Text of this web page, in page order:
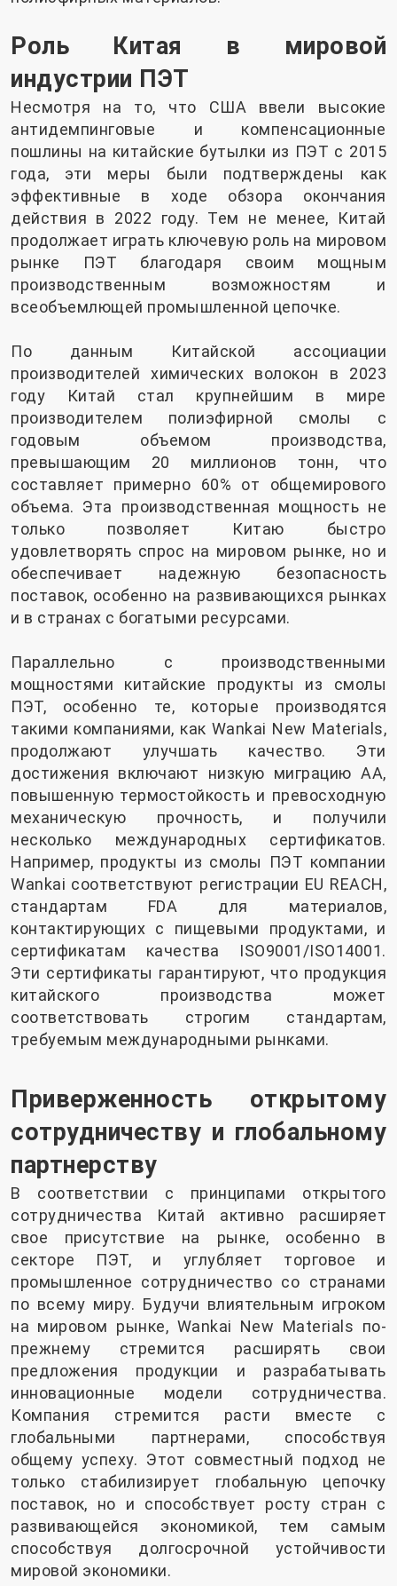
Роль Китая в мировой
индустрии ПЭТ
Несмотря на то, что США ввели высокие
антидемпинговые и компенсационные
пошлины на китайские бутылки из ПЭТ с 2015
года, эти меры были подтверждены как
эффективные в ходе обзора окончания
действия в 2022 году. Тем не менее, Китай
продолжает играть ключевую роль на мировом
рынке ПЭТ благодаря своим мощным
производственным возможностям и
всеобъемлющей промышленной цепочке.
По данным Китайской ассоциации
производителей химических волокон в 2023
году Китай стал крупнейшим в мире
производителем полиэфирной смолы с
годовым объемом производства,
превышающим 20 миллионов тонн, что
составляет примерно 60% от общемирового
объема. Эта производственная мощность не
только позволяет Китаю быстро
удовлетворять спрос на мировом рынке, но и
обеспечивает надежную безопасность
поставок, особенно на развивающихся рынках
и в странах с богатыми ресурсами.
Параллельно с производственными
мощностями китайские продукты из смолы
ПЭТ, особенно те, которые производятся
такими компаниями, как Wankai New Materials,
продолжают улучшать качество. Эти
достижения включают низкую миграцию АА,
повышенную термостойкость и превосходную
механическую прочность, и получили
несколько международных сертификатов.
Например, продукты из смолы ПЭТ компании
Wankai соответствуют регистрации EU REACH,
стандартам FDA для материалов,
контактирующих с пищевыми продуктами, и
сертификатам качества ISO9001/ISO14001.
Эти сертификаты гарантируют, что продукция
китайского производства может
соответствовать строгим стандартам,
требуемым международными рынками.
Приверженность открытому
сотрудничеству и глобальному
партнерству
В соответствии с принципами открытого
сотрудничества Китай активно расширяет
свое присутствие на рынке, особенно в
секторе ПЭТ, и углубляет торговое и
промышленное сотрудничество со странами
по всему миру. Будучи влиятельным игроком
на мировом рынке, Wankai New Materials по-
прежнему стремится расширять свои
предложения продукции и разрабатывать
инновационные модели сотрудничества.
Компания стремится расти вместе с
глобальными партнерами, способствуя
общему успеху. Этот совместный подход не
только стабилизирует глобальную цепочку
поставок, но и способствует росту стран с
развивающейся экономикой, тем самым
способствуя долгосрочной устойчивости
мировой экономики.